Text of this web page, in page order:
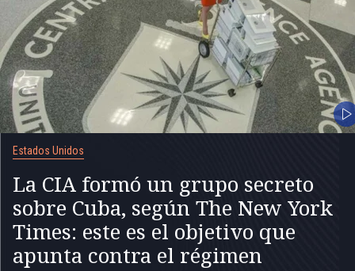
Estados Unidos
La CIA formó un grupo secreto
sobre Cuba, según The New York
Times: este es el objetivo que
apunta contra el régimen